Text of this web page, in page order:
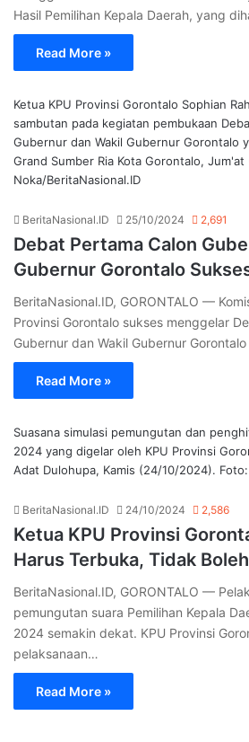
Hasil Pemilihan Kepala Daerah, yang
Read More »
Ketua KPU Provinsi Gorontalo Sophian
sambutan pada kegiatan pembukaan
Gubernur dan Wakil Gubernur Gorontalo
Grand Sumber Ria Kota Gorontalo,
Noka/BeritaNasional.ID
BeritaNasional.ID 25/10/2024 2,691
Debat Pertama Calon
Gubernur Gorontalo
BeritaNasional.ID, GORONTALO —
Provinsi Gorontalo sukses menggelar
Gubernur dan Wakil Gubernur
Read More »
Suasana simulasi pemungutan dan
2024 yang digelar oleh KPU Provinsi
Adat Dulohupa, Kamis (24/10/2024).
BeritaNasional.ID 24/10/2024 2,586
Ketua KPU Provinsi
Harus Terbuka, Tidak
BeritaNasional.ID, GORONTALO —
pemungutan suara Pemilihan Kepala
2024 semakin dekat. KPU Provinsi
pelaksanaan…
Read More »